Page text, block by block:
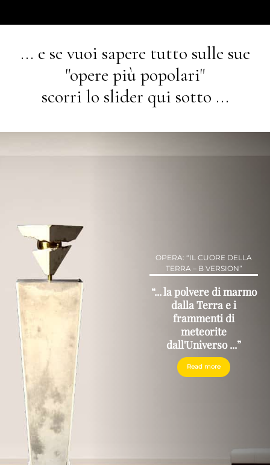
... e se vuoi sapere tutto sulle sue
"opere più popolari"
scorri lo slider qui sotto ...
OPERA: “IL CUORE DELLA
TERRA – B VERSION”
“... la polvere di marmo
dalla Terra e i
frammenti di
meteorite
dall'Universo ...”
Read more